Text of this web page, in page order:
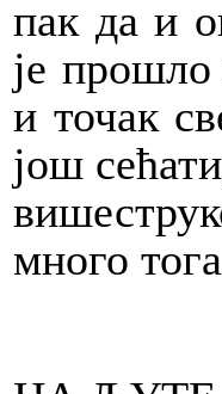
пак да и
је
и точак
још
много